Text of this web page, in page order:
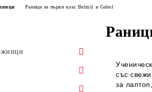
и каширани
Раници за първи клас Belmil и Gabol
със
за